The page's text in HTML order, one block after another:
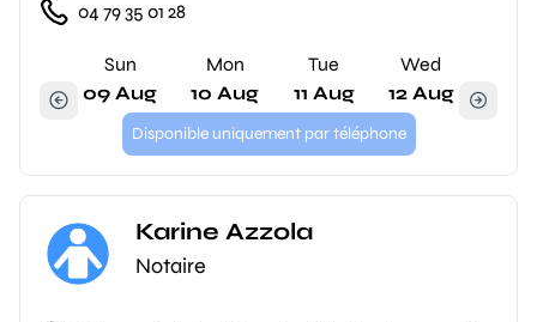
04 79 35 01 28
Sun
09 Aug
Mon
10 Aug
Tue
11 Aug
Wed
12 Aug
Disponible uniquement par téléphone
Karine Azzola
Notaire